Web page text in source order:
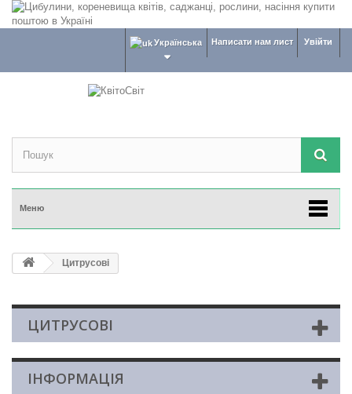
Увійти
Написати нам лист
Українська
Меню
Цитрусові
ЦИТРУСОВІ
ІНФОРМАЦІЯ